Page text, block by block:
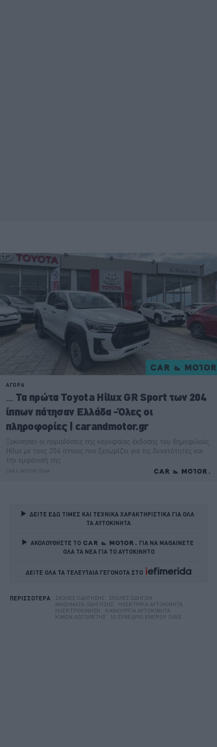
ΔΕΙΤΕ ΕΔΩ ΤΙΜΕΣ ΚΑΙ ΤΕΧΝΙΚΑ ΧΑΡΑΚΤΗΡΙΣΤΙΚΑ ΓΙΑ ΟΛΑ
ΤΑ ΑΥΤΟΚΙΝΗΤΑ
ΑΚΟΛΟΥΘΗΣΤΕ ΤΟ
ΓΙΑ ΝΑ ΜΑΘΑΙΝΕΤΕ
ΟΛΑ ΤΑ ΝΕΑ ΓΙΑ ΤΟ ΑΥΤΟΚΙΝΗΤΟ
ΔΕΙΤΕ ΟΛΑ ΤΑ ΤΕΛΕΥΤΑΙΑ ΓΕΓΟΝΟΤΑ ΣΤΟ
ΠΕΡΙΣΣΟΤΕΡΑ ΣΧΟΛΈΣ ΟΔΉΓΗΣΗΣ
ΣΧΟΛΈΣ ΟΔΗΓΏΝ
ΜΑΘΉΜΑΤΑ ΟΔΉΓΗΣΗΣ
ΗΛΕΚΤΡΙΚΆ ΑΥΤΟΚΊΝΗΤΑ
ΗΛΕΚΤΡΟΚΊΝΗΣΗ
ΚΑΙΝΟΎΡΓΙΑ ΑΥΤΟΚΊΝΗΤΑ
ΚΊΜΩΝ ΛΟΓΟΘΈΤΗΣ
1Ο ΣΥΝΈΔΡΙΟ ENERGY SAVE